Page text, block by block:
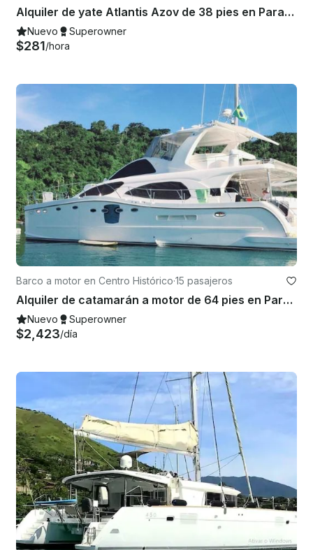
Alquiler de yate Atlantis Azov de 38 pies en Paraty, Río de Janeiro
Nuevo Superowner
$281/hora
Barco a motor en Centro Histórico·15 pasajeros
Alquiler de catamarán a motor de 64 pies en Paraty, Brasil
Nuevo Superowner
$2,423/día